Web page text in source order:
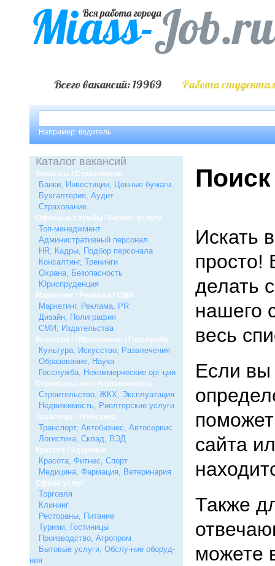
Всего вакансий: 19969 Работа
Например: водитель
Искать
просто!
делать
нашего
весь
Если вы
сайта
Также
можете
Каталог вакансий
Финансы / Страхование
Банки, Инвестиции, Ценные бумаги
Бухгалтерия, Аудит
Страхование
Офисные службы / Бизнес-услуги
Топ-менеджмент
Административный персонал
HR, Кадры, Подбор персонала
Консалтинг, Тренинги
Охрана, Безопасность
Юриспруденция
Маркетинг / Реклама / СМИ
Маркетинг, Реклама, PR
Дизайн, Полиграфия
СМИ, Издательства
Культура / Образование / Госслужба
Культура, Искусство, Развлечения
Образование, Наука
Госслужба, Некоммерческие орг-ции
Строительство / Недвижимость
Строительство, ЖКХ, Эксплуатация
Недвижимость, Риелторские услуги
Транспорт / Логистика
Транспорт, Автобизнес, Автосервис
Логистика, Склад, ВЭД
Красота / Здоровье
Красота, Фитнес, Спорт
Медицина, Фармация, Ветеринария
Сфера услуг
Торговля
Клининг
Рестораны, Питание
Туризм, Гостиницы
Производство, Агропром
Бытовые услуги, Обслу-ние оборуд-
ния